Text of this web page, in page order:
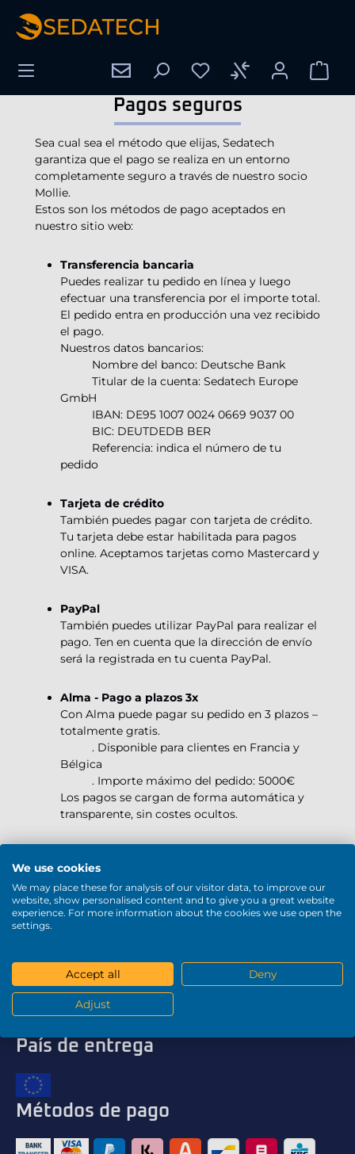
principal
Pagos seguros
Sea cual sea el método que elijas, Sedatech
garantiza que el pago se realiza en un entorno
completamente seguro a través de nuestro socio
Mollie.
Estos son los métodos de pago aceptados en
nuestro sitio web:
Transferencia bancaria
Puedes realizar tu pedido en línea y luego
efectuar una transferencia por el importe total.
El pedido entra en producción una vez recibido
el pago.
Nuestros datos bancarios:
Nombre del banco: Deutsche Bank
Titular de la cuenta: Sedatech Europe
GmbH
IBAN: DE95 1007 0024 0669 9037 00
BIC: DEUTDEDB BER
Referencia: indica el número de tu
pedido
Tarjeta de crédito
También puedes pagar con tarjeta de crédito.
Tu tarjeta debe estar habilitada para pagos
online. Aceptamos tarjetas como Mastercard y
VISA.
PayPal
También puedes utilizar PayPal para realizar el
pago. Ten en cuenta que la dirección de envío
será la registrada en tu cuenta PayPal.
Alma - Pago a plazos 3x
Con Alma puede pagar su pedido en 3 plazos –
totalmente gratis.
. Disponible para clientes en Francia y
Bélgica
. Importe máximo del pedido: 5000€
Los pagos se cargan de forma automática y
transparente, sin costes ocultos.
Con Klarna puede pagar su pedido de forma
flexible.
. Pago a 30 días, sin coste
. Pago a plazos: 6, 12, 24 o 36 meses
El importe máximo del pedido es de 4000€.
País de entrega
Métodos de pago
We use cookies
We may place these for analysis of our visitor data, to improve our
website, show personalised content and to give you a great website
experience. For more information about the cookies we use open the
settings.
Accept all Deny
Adjust